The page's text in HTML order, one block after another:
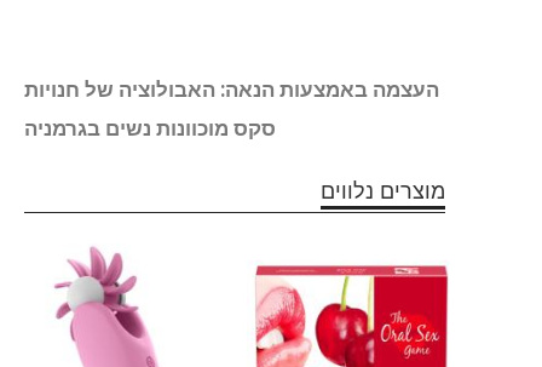
העצמה באמצעות הנאה: האבולוציה של חנויות
סקס מוכוונות נשים בגרמניה
מוצרים נלווים